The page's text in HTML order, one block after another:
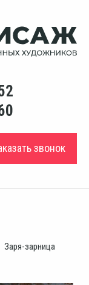
звонок
Заря-зарница